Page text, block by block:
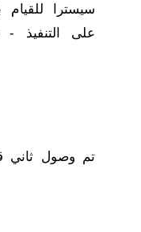
سيسترا للقيام
على التنفيذ